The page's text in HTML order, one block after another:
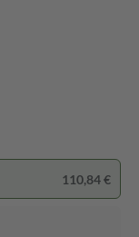
110,84 €